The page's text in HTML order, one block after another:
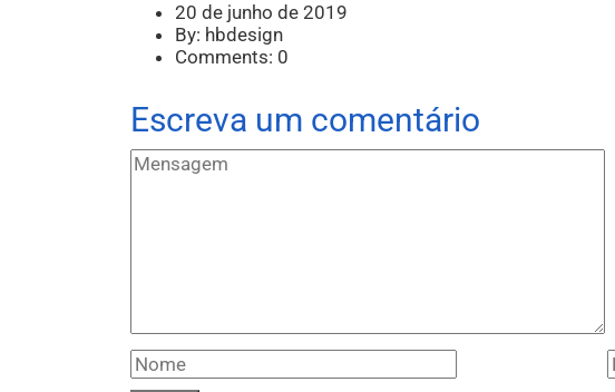
20 de junho de 2019
By: hbdesign
Comments: 0
Escreva um comentário